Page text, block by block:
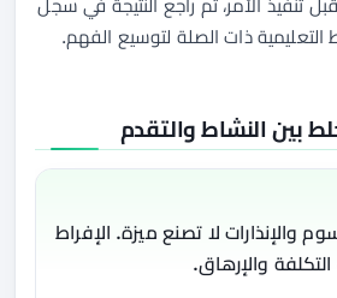
تنفيذ الأمر، ثم راجع النتيجة في سجل
التعليمية ذات الصلة لتوسيع الفهم.
بين النشاط والتقدم
والإنذارات لا تصنع ميزة. الإفراط
والإرهاق.